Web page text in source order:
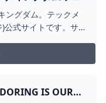
ングダム。テックメ
公式サイトです。サ
ラムをお届けしま
IS OUR